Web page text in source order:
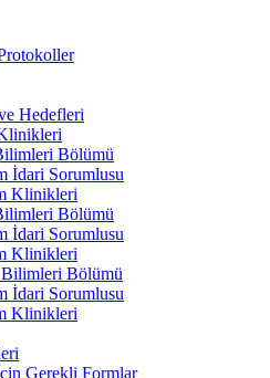
Hedefleri
Bölümü
İdari Sorumlusu
Klinikleri
Bölümü
İdari Sorumlusu
Klinikleri
Bilimleri Bölümü
İdari Sorumlusu
Klinikleri
Gerekli Formlar